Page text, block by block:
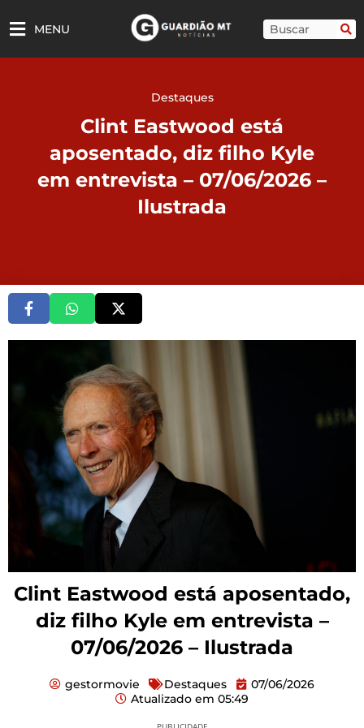
para
MENU Pesquisar
Destaques
Clint Eastwood está
aposentado, diz filho Kyle
em entrevista – 07/06/2026 –
Ilustrada
Clint Eastwood está aposentado,
diz filho Kyle em entrevista –
07/06/2026 – Ilustrada
gestormovie Destaques
07/06/2026
Atualizado em 05:49